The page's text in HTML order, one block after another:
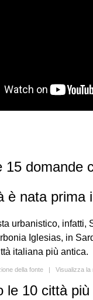
15 domande
è nata prima
urbanistico, infatti,
Iglesias, in
italiana più antica.
della fonte | Visualizza la
le 10 città